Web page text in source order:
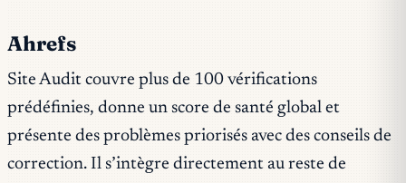
Ahrefs
Site Audit couvre plus de 100 vérifications
prédéfinies, donne un score de santé global et
présente des problèmes priorisés avec des conseils de
correction. Il s’intègre directement au reste de